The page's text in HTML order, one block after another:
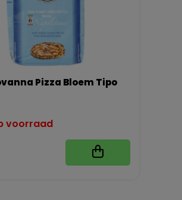
Pizza Bloem Tipo
voorraad